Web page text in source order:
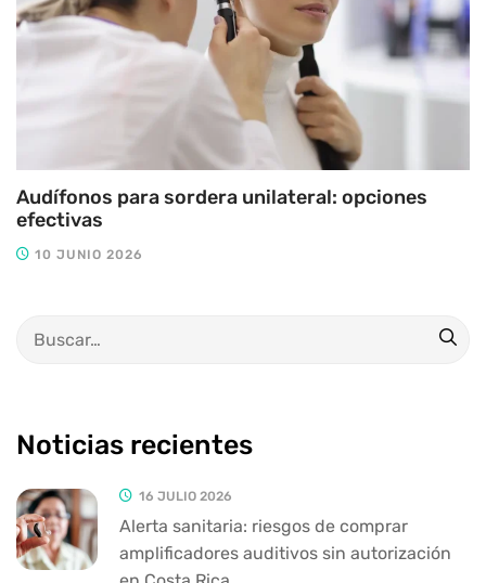
Audífonos para sordera unilateral: opciones
efectivas
10 JUNIO 2026
Noticias recientes
16 JULIO 2026
Alerta sanitaria: riesgos de comprar
amplificadores auditivos sin autorización